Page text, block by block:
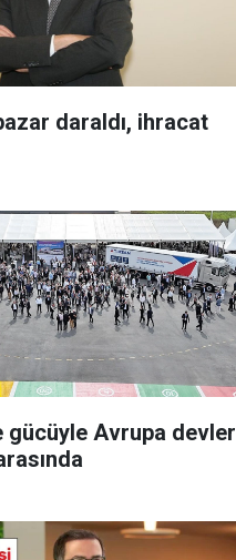
daraldı, ihracat
gücüyle Avrupa devler